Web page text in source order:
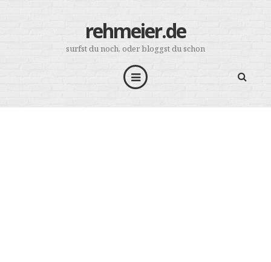
rehmeier.de
surfst du noch, oder bloggst du schon